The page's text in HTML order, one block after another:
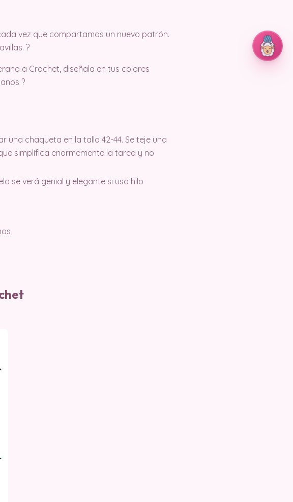
vez que compartamos un nuevo patrón.
?
a Crochet, diseñala en tus colores
?️​
chaqueta en la talla 42-44. Se teje una
simplifica enormemente la tarea y no
se verá genial y elegante si usa hilo